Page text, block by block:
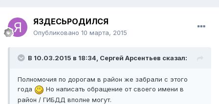
ЯЗДЕСЬРОДИЛСЯ
Опубликовано 10 марта, 2015
В 10.03.2015 в 18:34, Сергей Арсентьев сказал:
Полномочия по дорогам в район же забрали с этого
года
Но написать обращение от своего имени в
район / ГИБДД вполне могут.